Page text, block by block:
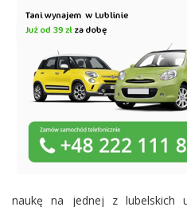
naukę na jednej z lubelskich